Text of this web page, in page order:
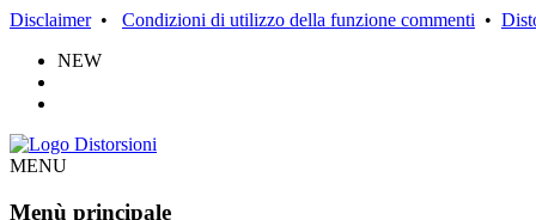
Disclaimer• Condizioni di utilizzo della funzione commenti •
NEW
MENU
Menù principale